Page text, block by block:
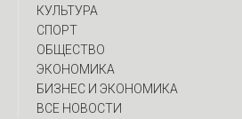
КУЛЬТУРА
СПОРТ
ОБЩЕСТВО
ЭКОНОМИКА
БИЗНЕС И ЭКОНОМИКА
ВСЕ НОВОСТИ